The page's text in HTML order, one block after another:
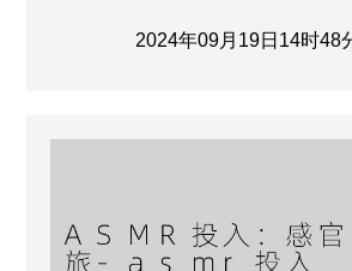
2024年09月19日14时48